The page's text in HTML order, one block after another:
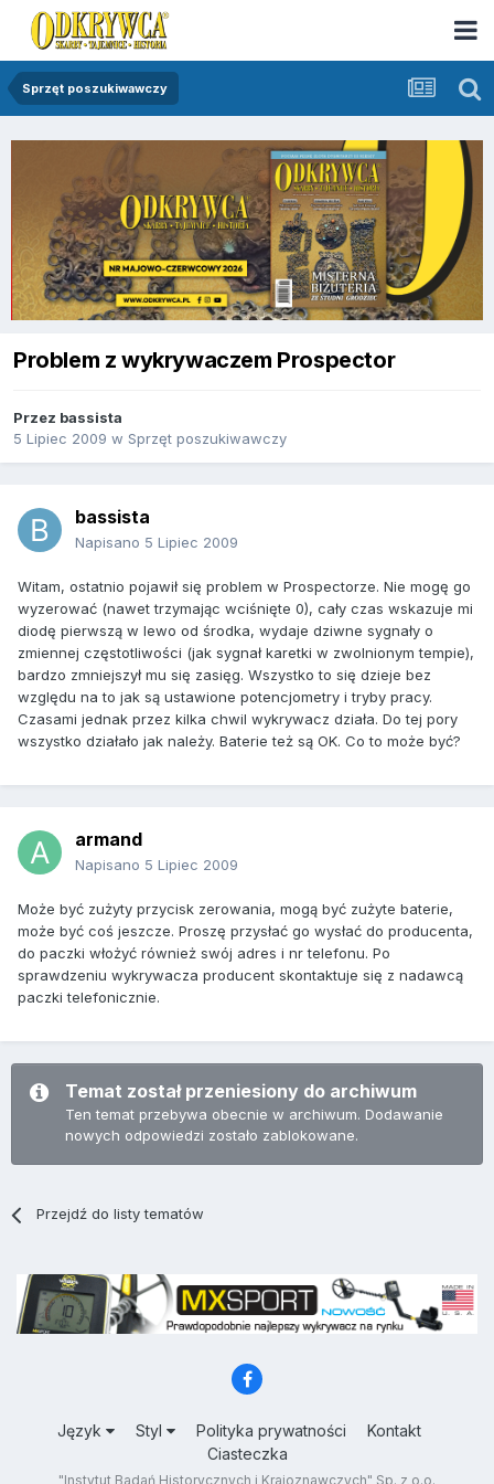
Sprzęt poszukiwawczy
Problem z wykrywaczem Prospector
Przez bassista
5 Lipiec 2009 w Sprzęt poszukiwawczy
bassista
Napisano 5 Lipiec 2009
Witam, ostatnio pojawił się problem w Prospectorze. Nie mogę go
wyzerować (nawet trzymając wciśnięte 0), cały czas wskazuje mi
diodę pierwszą w lewo od środka, wydaje dziwne sygnały o
zmiennej częstotliwości (jak sygnał karetki w zwolnionym tempie),
bardzo zmniejszył mu się zasięg. Wszystko to się dzieje bez
względu na to jak są ustawione potencjometry i tryby pracy.
Czasami jednak przez kilka chwil wykrywacz działa. Do tej pory
wszystko działało jak należy. Baterie też są OK. Co to może być?
armand
Napisano 5 Lipiec 2009
Może być zużyty przycisk zerowania, mogą być zużyte baterie,
może być coś jeszcze. Proszę przysłać go wysłać do producenta,
do paczki włożyć również swój adres i nr telefonu. Po
sprawdzeniu wykrywacza producent skontaktuje się z nadawcą
paczki telefonicznie.
Temat został przeniesiony do archiwum
Ten temat przebywa obecnie w archiwum. Dodawanie
nowych odpowiedzi zostało zablokowane.
Przejdź do listy tematów
Język Styl Polityka prywatności
Kontakt
Ciasteczka
"Instytut Badań Historycznych i Krajoznawczych" Sp. z o.o.